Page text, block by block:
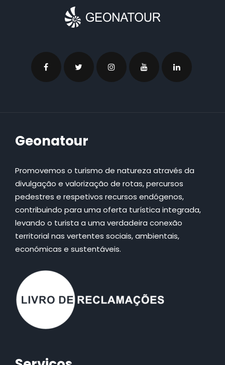
Geonatour
Promovemos o turismo de natureza através da
divulgação e valorização de rotas, percursos
pedestres e respetivos recursos endógenos,
contribuindo para uma oferta turística integrada,
levando o turista a uma verdadeira conexão
territorial nas vertentes sociais, ambientais,
económicas e sustentáveis.